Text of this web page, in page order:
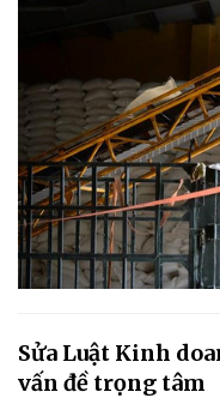
Sửa Luật Kinh
vấn đề trọng tâm